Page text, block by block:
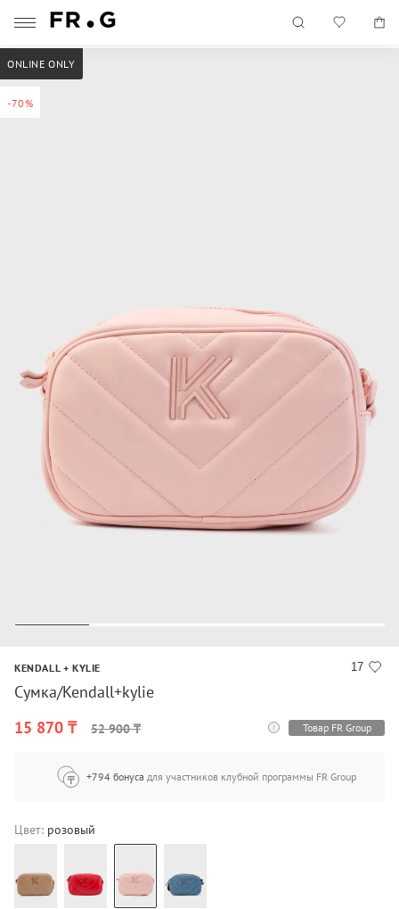
-70%
ONLINE ONLY
17
KENDALL + KYLIE
Сумка/Kendall+kylie
15 870 ₸
52 900 ₸ Товар FR Group
+794 бонуса для участников клубной программы FR Group
Цвет: розовый